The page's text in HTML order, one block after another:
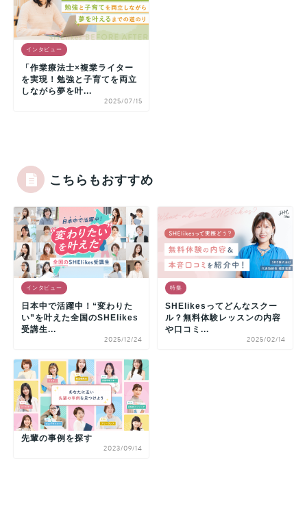
インタビュー
「作業療法士×複業ライター
を実現！勉強と子育てを両立
しながら夢を叶...
2025/07/15
こちらもおすすめ
インタビュー
日本中で活躍中！“変わりた
い”を叶えた全国のSHElikes
受講生...
2025/12/24
特集
SHElikesってどんなスクー
ル？無料体験レッスンの内容
や口コミ...
2025/02/14
先輩の事例を探す
2023/09/14